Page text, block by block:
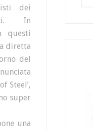
dei
In
questi
diretta
del
Steel’,
super
una